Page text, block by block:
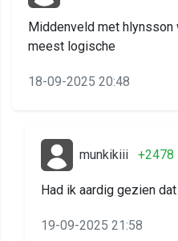
Middenveld met hlynsson
meest logische
18-09-2025 20:48
munkikiii +2478
Had ik aardig gezien
19-09-2025 21:58